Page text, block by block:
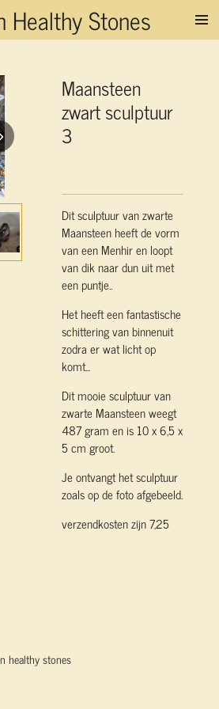
Healthy Stones
Maansteen
zwart sculptuur
3
Dit sculptuur van zwarte
Maansteen heeft de vorm
van een Menhir en loopt
van dik naar dun uit met
een puntje..
Het heeft een fantastische
schittering van binnenuit
zodra er wat licht op
komt...
Dit mooie sculptuur van
zwarte Maansteen weegt
487 gram en is 10 x 6,5 x
5 cm groot.
Je ontvangt het sculptuur
zoals op de foto afgebeeld.
verzendkosten zijn 7,25
healthy stones